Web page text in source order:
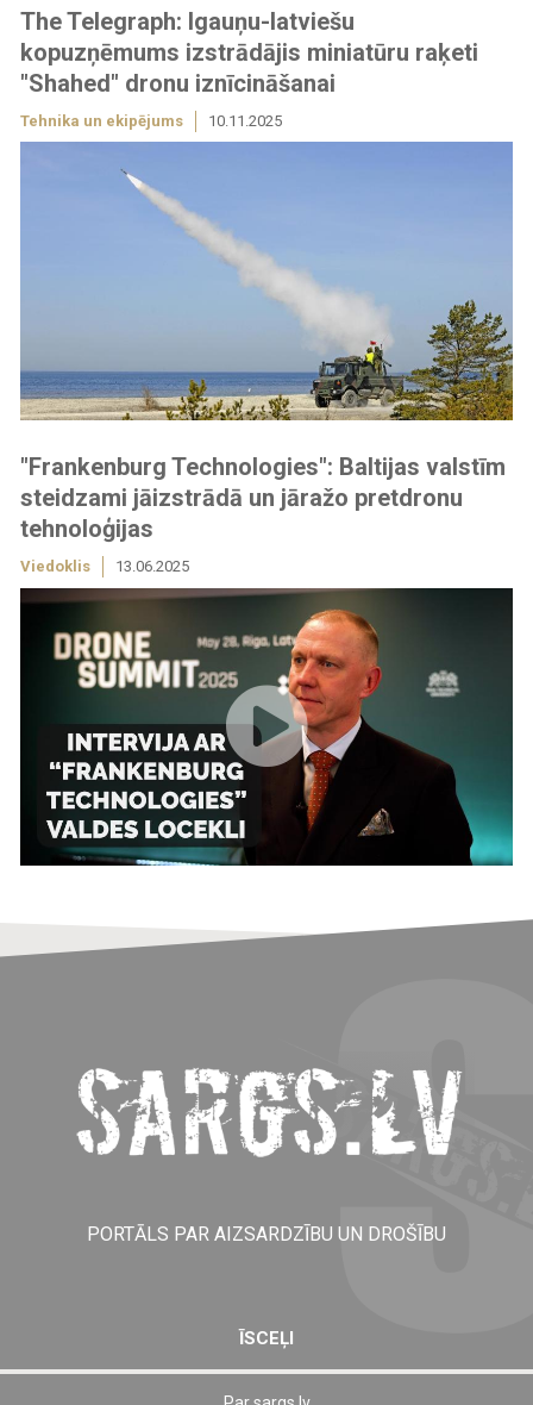
The Telegraph: Igauņu-latviešu
kopuzņēmums izstrādājis miniatūru raķeti
"Shahed" dronu iznīcināšanai
Tehnika un ekipējums 10.11.2025
"Frankenburg Technologies": Baltijas valstīm
steidzami jāizstrādā un jāražo pretdronu
tehnoloģijas
Viedoklis 13.06.2025
PORTĀLS PAR AIZSARDZĪBU UN DROŠĪBU
ĪSCEĻI